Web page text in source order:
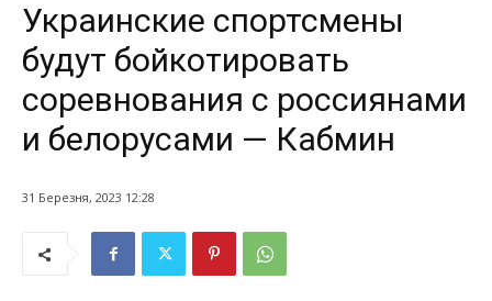
Украинские спортсмены
будут бойкотировать
соревнования с россиянами
и белорусами — Кабмин
31 Березня, 2023 12:28